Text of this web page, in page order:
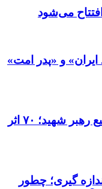
می‌شود
و «پدر امت»
حضور پررنگ هنرمندان در تشییع رهبر شهید؛ ۷۰ اثر
گیری؛ چطور